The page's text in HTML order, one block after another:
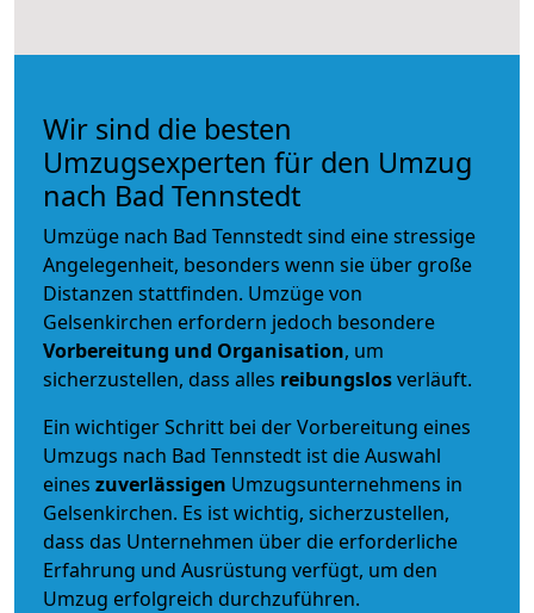
Wir sind die besten
Umzugsexperten für den Umzug
nach Bad Tennstedt
Umzüge nach Bad Tennstedt sind eine stressige
Angelegenheit, besonders wenn sie über große
Distanzen stattfinden. Umzüge von
Gelsenkirchen erfordern jedoch besondere
Vorbereitung und Organisation, um
sicherzustellen, dass alles reibungslosverläuft.
Ein wichtiger Schritt bei der Vorbereitung eines
Umzugs nach Bad Tennstedt ist die Auswahl
eines zuverlässigen Umzugsunternehmens in
Gelsenkirchen. Es ist wichtig, sicherzustellen,
dass das Unternehmen über die erforderliche
Erfahrung und Ausrüstung verfügt, um den
Umzug erfolgreich durchzuführen.